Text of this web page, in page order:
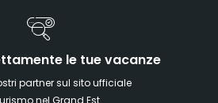
le tue vacanze
partner sul sito ufficiale